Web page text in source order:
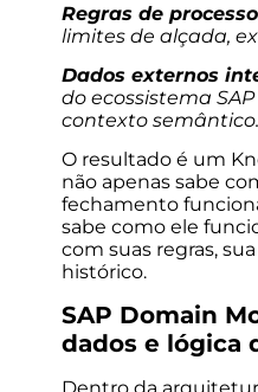
Regras de
limites de alçada,
Dados externos
do ecossistema
contexto semântico.
O resultado é um
não apenas sabe
fechamento
sabe como ele
com suas regras,
histórico.
SAP Domain
dados e lógica